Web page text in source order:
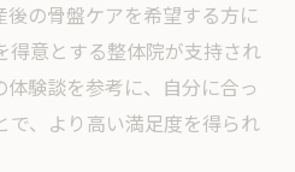
の骨盤ケアを希望する方に
得意とする整体院が支持され
験談を参考に、自分に合っ
で、より高い満足度を得られ